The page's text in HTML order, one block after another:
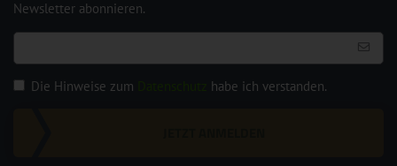
Newsletter abonnieren.
Die Hinweise zum habe ich verstanden.